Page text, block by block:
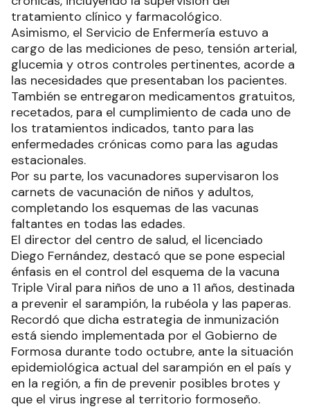
tratamiento clínico y farmacológico.
Asimismo, el Servicio de Enfermería estuvo a
cargo de las mediciones de peso, tensión arterial,
glucemia y otros controles pertinentes, acorde a
las necesidades que presentaban los pacientes.
También se entregaron medicamentos gratuitos,
recetados, para el cumplimiento de cada uno de
los tratamientos indicados, tanto para las
enfermedades crónicas como para las agudas
estacionales.
Por su parte, los vacunadores supervisaron los
carnets de vacunación de niños y adultos,
completando los esquemas de las vacunas
faltantes en todas las edades.
El director del centro de salud, el licenciado
Diego Fernández, destacó que se pone especial
énfasis en el control del esquema de la vacuna
Triple Viral para niños de uno a 11 años, destinada
a prevenir el sarampión, la rubéola y las paperas.
Recordó que dicha estrategia de inmunización
está siendo implementada por el Gobierno de
Formosa durante todo octubre, ante la situación
epidemiológica actual del sarampión en el país y
en la región, a fin de prevenir posibles brotes y
que el virus ingrese al territorio formoseño.